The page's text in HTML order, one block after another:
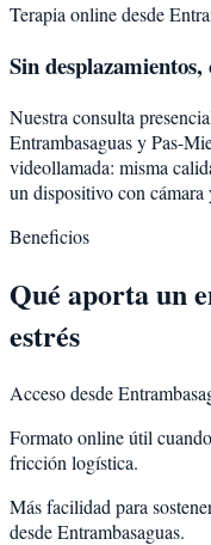
Terapia online desde
Sin
Nuestra consulta
EntrambasaguasyPas-
videollamada: misma
un dispositivo con
Beneficios
Qué aporta un
estrés
Acceso desde
Formato online útil
fricción logística.
Más facilidad para
desde Entrambasaguas.